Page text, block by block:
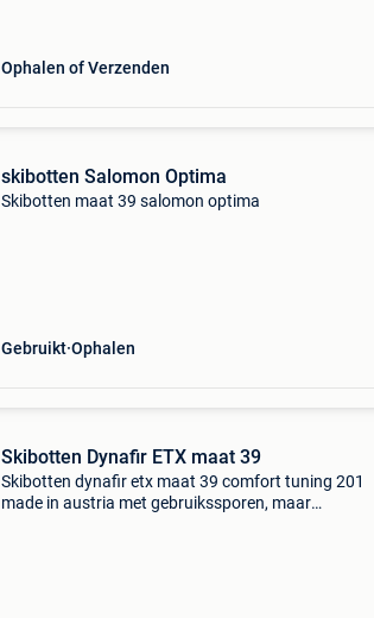
Ophalen of Verzenden
skibotten Salomon Optima
Skibotten maat 39 salomon optima
Gebruikt Ophalen
Skibotten Dynafir ETX maat 39
Skibotten dynafir etx maat 39 comfort tuning 201
made in austria met gebruikssporen, maar